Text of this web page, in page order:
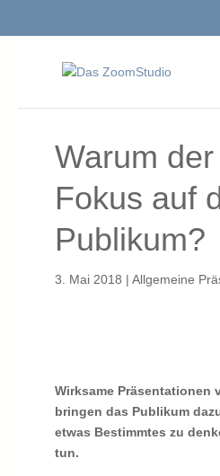
Warum
Fokus auf
Publikum?
3. Mai 2018 | Allgemeine
Wirksame Präsentationen
bringen das Publikum
etwas Bestimmtes zu
tun.